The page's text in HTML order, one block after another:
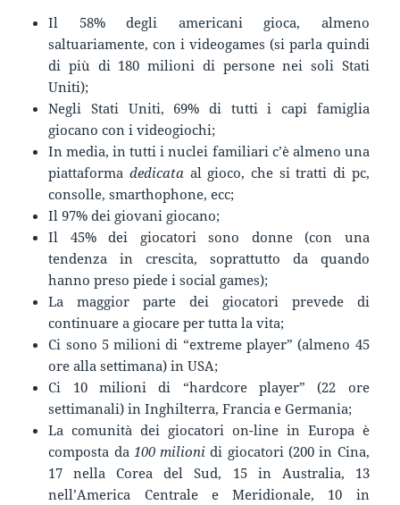
Il 58% degli americani gioca, almeno
saltuariamente, con i videogames (si parla quindi
di più di 180 milioni di persone nei soli Stati
Uniti);
Negli Stati Uniti, 69% di tutti i capi famiglia
giocano con i videogiochi;
In media, in tutti i nuclei familiari c’è almeno una
piattaformadedicata al gioco, che si tratti di pc,
consolle, smarthophone, ecc;
Il 97% dei giovani giocano;
Il 45% dei giocatori sono donne (con una
tendenza in crescita, soprattutto da quando
hanno preso piede i social games);
La maggior parte dei giocatori prevede di
continuare a giocare per tutta la vita;
Ci sono 5 milioni di “extreme player” (almeno 45
ore alla settimana) in USA;
Ci 10 milioni di “hardcore player” (22 ore
settimanali) in Inghilterra, Francia e Germania;
La comunità dei giocatori on-line in Europa è
composta da 100 milioni di giocatori (200 in Cina,
17 nella Corea del Sud, 15 in Australia, 13
nell’America Centrale e Meridionale, 10 in